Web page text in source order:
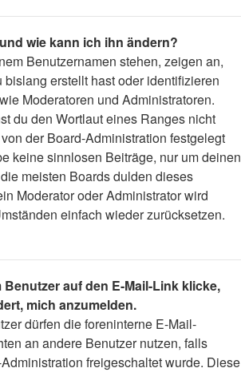
wie kann ich ihn ändern?
Benutzernamen stehen, zeigen an,
erstellt hast oder identifizieren
Moderatoren und Administratoren.
du den Wortlaut eines Ranges nicht
der Board-Administration festgelegt
keine sinnlosen Beiträge, nur um deinen
meisten Boards dulden dieses
Moderator oder Administrator wird
einfach wieder zurücksetzen.
auf den E-Mail-Link klicke,
mich anzumelden.
dürfen die foreninterne E-Mail-
an andere Benutzer nutzen, falls
freigeschaltet wurde. Diese